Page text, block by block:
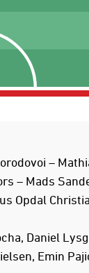
–
– Mads
Opdal
Daniel
Emin